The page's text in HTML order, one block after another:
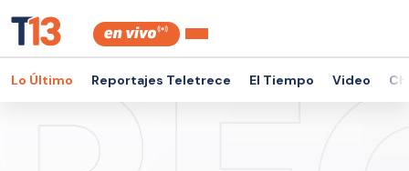
Lo Último Reportajes Teletrece El Tiempo Video